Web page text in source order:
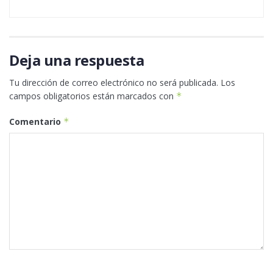
Deja una respuesta
Tu dirección de correo electrónico no será publicada. Los
campos obligatorios están marcados con *
Comentario *